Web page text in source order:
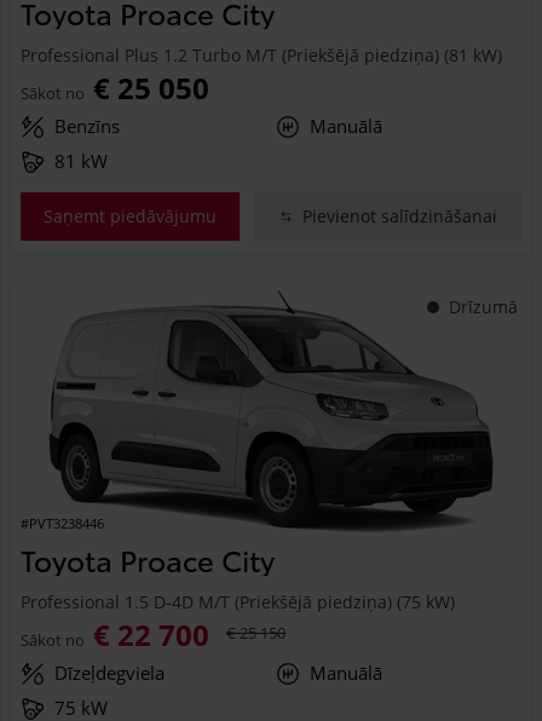
Toyota Proace City
Professional Plus 1.2 Turbo M/T (Priekšējā piedziņa) (81 kW)
Sākot no € 25 050
Benzīns
Manuālā
81 kW
Saņemt piedāvājumu Pievienot salīdzināšanai
Drīzumā
#PVT3238446
Toyota Proace City
Professional 1.5 D-4D M/T (Priekšējā piedziņa) (75 kW)
Sākot no € 22 700 € 25 150
Dīzeļdegviela
Manuālā
75 kW